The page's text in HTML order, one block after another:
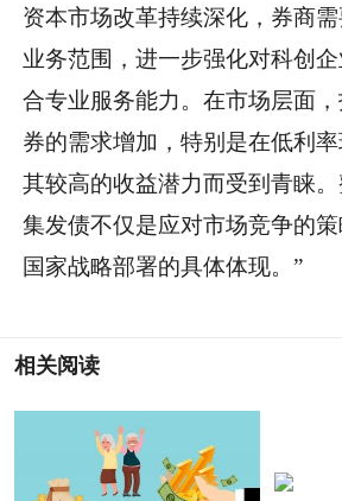
资本市场改革持续深化，券商
业务范围，进一步强化对科创
合专业服务能力。在市场层面
券的需求增加，特别是在低利
其较高的收益潜力而受到青睐
集发债不仅是应对市场竞争的
国家战略部署的具体体现。”
相关阅读